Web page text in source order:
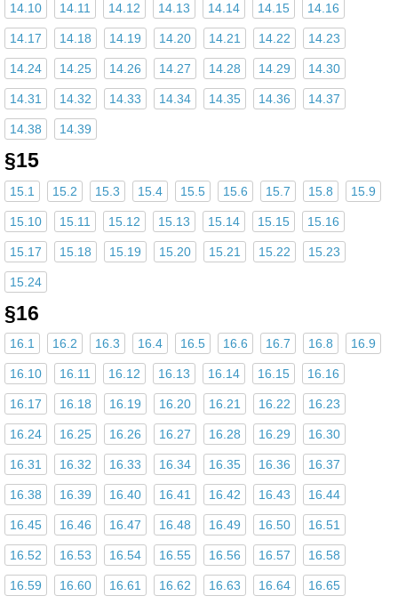
14.10 14.11 14.12 14.13 14.14 14.15 14.16
14.17 14.18 14.19 14.20 14.21 14.22 14.23
14.24 14.25 14.26 14.27 14.28 14.29 14.30
14.31 14.32 14.33 14.34 14.35 14.36 14.37
14.38 14.39
§15
15.1 15.2 15.3 15.4 15.5 15.6 15.7 15.8 15.9
15.10 15.11 15.12 15.13 15.14 15.15 15.16
15.17 15.18 15.19 15.20 15.21 15.22 15.23
15.24
§16
16.1 16.2 16.3 16.4 16.5 16.6 16.7 16.8 16.9
16.10 16.11 16.12 16.13 16.14 16.15 16.16
16.17 16.18 16.19 16.20 16.21 16.22 16.23
16.24 16.25 16.26 16.27 16.28 16.29 16.30
16.31 16.32 16.33 16.34 16.35 16.36 16.37
16.38 16.39 16.40 16.41 16.42 16.43 16.44
16.45 16.46 16.47 16.48 16.49 16.50 16.51
16.52 16.53 16.54 16.55 16.56 16.57 16.58
16.59 16.60 16.61 16.62 16.63 16.64 16.65